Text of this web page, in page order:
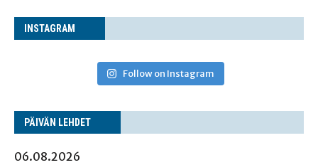
INS­TA­GRAM
Follow on Instagram
PÄI­VÄN LEHDET
06.08.2026